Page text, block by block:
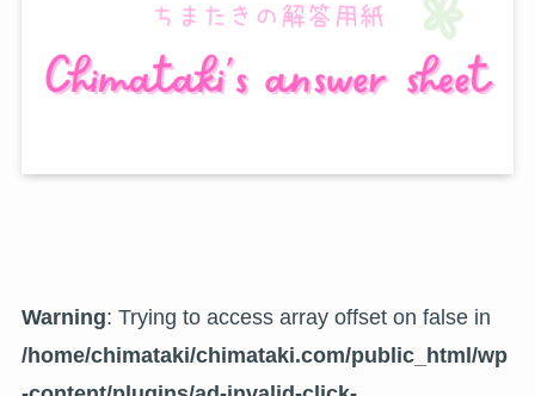
Warning: Trying to access array offset on false in
/home/chimataki/chimataki.com/public_html/wp